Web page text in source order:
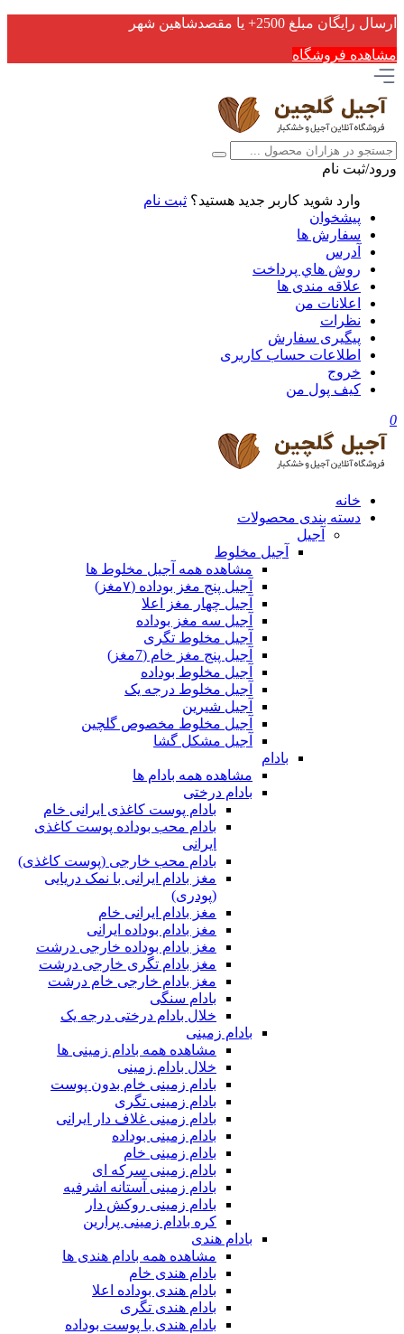
ارسال رایگان مبلغ 2500+ یا مقصدشاهین شهر
مشاهده فروشگاه
ورود/ثبت نام
وارد شوید کاربر جدید هستید؟ ثبت نام
پیشخوان
سفارش ها
آدرس
روش هاي پرداخت
علاقه مندی ها
اعلانات من
نظرات
پیگیری سفارش
اطلاعات حساب كاربری
خروج
کیف پول من
0
خانه
دسته بندی محصولات
آجیل
آجیل مخلوط
مشاهده همه آجیل مخلوط ها
آجیل پنج مغز بوداده (۷مغز)
آجیل چهار مغز اعلا
آجیل سه مغز بوداده
آجیل مخلوط تگری
آجیل پنج مغز خام (7مغز)
آجیل مخلوط بوداده
آجیل مخلوط درجه یک
آجیل شیرین
آجیل مخلوط مخصوص گلچین
آجیل مشکل گشا
بادام
مشاهده همه بادام ها
بادام درختی
بادام پوست کاغذی ایرانی خام
بادام محب بوداده پوست کاغذی
ایرانی
بادام محب خارجی (پوست کاغذی)
مغز بادام ایرانی با نمک دریایی
(پودری)
مغز بادام ایرانی خام
مغز بادام بوداده ایرانی
مغز بادام بوداده خارجی درشت
مغز بادام تگری خارجی درشت
مغز بادام خارجی خام درشت
بادام سنگی
خلال بادام درختی درجه یک
بادام زمینی
مشاهده همه بادام زمینی ها
خلال بادام زمینی
بادام زمینی خام بدون پوست
بادام زمینی تگری
بادام زمینی غلاف دار ایرانی
بادام زمینی بوداده
بادام زمینی خام
بادام زمینی سرکه ای
بادام زمینی آستانه اشرفیه
بادام زمینی روکش دار
کره بادام زمینی پرارین
بادام هندی
مشاهده همه بادام هندی ها
بادام هندی خام
بادام هندی بوداده اعلا
بادام هندی تگری
بادام هندی با پوست بوداده